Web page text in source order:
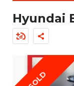
Hyundai
SOLD